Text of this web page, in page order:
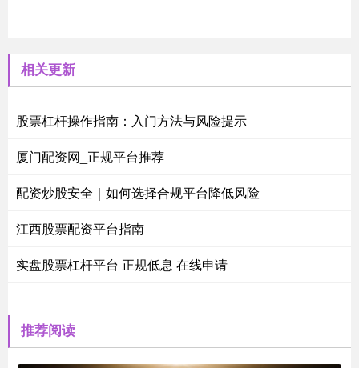
相关更新
股票杠杆操作指南：入门方法与风险提示
厦门配资网_正规平台推荐
配资炒股安全｜如何选择合规平台降低风险
江西股票配资平台指南
实盘股票杠杆平台 正规低息 在线申请
推荐阅读